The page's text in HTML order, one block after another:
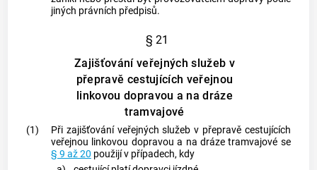
jiných právních předpisů.
§ 21
Zajišťování veřejných služeb v
přepravě cestujících veřejnou
linkovou dopravou a na dráze
tramvajové
(1)
Při zajišťování veřejných služeb v přepravě cestujících
veřejnou linkovou dopravou a na dráze tramvajové se
§ 9 až 20 použijí v případech, kdy